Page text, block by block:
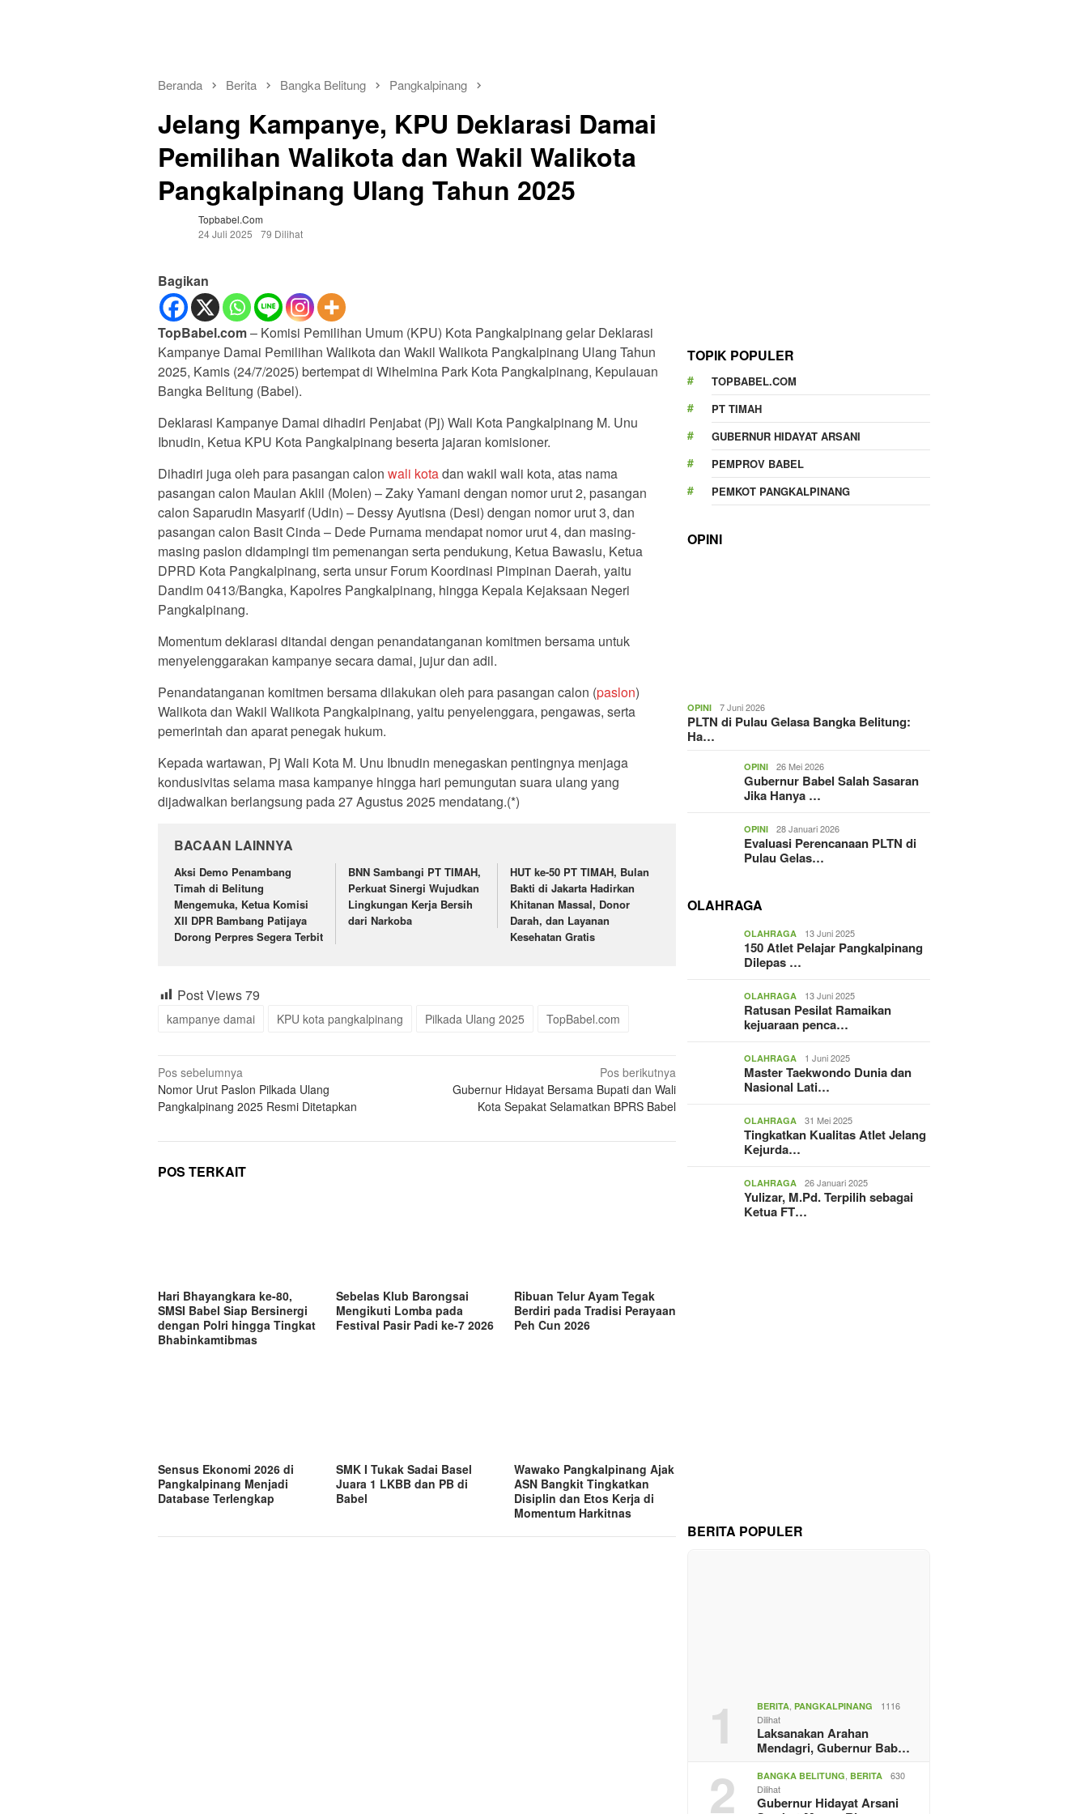
Beranda Berita Bangka Belitung Pangkalpinang
Jelang Kampanye, KPU Deklarasi Damai
Pemilihan Walikota dan Wakil Walikota
Pangkalpinang Ulang Tahun 2025
Topbabel.com
24 Juli 2025
79 Dilihat
Bagikan
TopBabel.com– Komisi Pemilihan Umum (KPU) Kota Pangkalpinang gelar Deklarasi
Kampanye Damai Pemilihan Walikota dan Wakil Walikota Pangkalpinang Ulang Tahun
2025, Kamis (24/7/2025) bertempat di Wihelmina Park Kota Pangkalpinang, Kepulauan
Bangka Belitung (Babel).
Deklarasi Kampanye Damai dihadiri Penjabat (Pj) Wali Kota Pangkalpinang M. Unu
Ibnudin, Ketua KPU Kota Pangkalpinang beserta jajaran komisioner.
Dihadiri juga oleh para pasangan calon wali kotadan wakil wali kota, atas nama
pasangan calon Maulan Aklil (Molen) – Zaky Yamani dengan nomor urut 2, pasangan
calon Saparudin Masyarif (Udin) – Dessy Ayutisna (Desi) dengan nomor urut 3, dan
pasangan calon Basit Cinda – Dede Purnama mendapat nomor urut 4, dan masing-
masing paslon didampingi tim pemenangan serta pendukung, Ketua Bawaslu, Ketua
DPRD Kota Pangkalpinang, serta unsur Forum Koordinasi Pimpinan Daerah, yaitu
Dandim 0413/Bangka, Kapolres Pangkalpinang, hingga Kepala Kejaksaan Negeri
Pangkalpinang.
Momentum deklarasi ditandai dengan penandatanganan komitmen bersama untuk
menyelenggarakan kampanye secara damai, jujur dan adil.
Penandatanganan komitmen bersama dilakukan oleh para pasangan calon (paslon)
Walikota dan Wakil Walikota Pangkalpinang, yaitu penyelenggara, pengawas, serta
pemerintah dan aparat penegak hukum.
Kepada wartawan, Pj Wali Kota M. Unu Ibnudin menegaskan pentingnya menjaga
kondusivitas selama masa kampanye hingga hari pemungutan suara ulang yang
dijadwalkan berlangsung pada 27 Agustus 2025 mendatang.(*)
BACAAN LAINNYA
Aksi Demo Penambang
Timah di Belitung
Mengemuka, Ketua Komisi
XII DPR Bambang Patijaya
Dorong Perpres Segera Terbit
BNN Sambangi PT TIMAH,
Perkuat Sinergi Wujudkan
Lingkungan Kerja Bersih
dari Narkoba
HUT ke-50 PT TIMAH, Bulan
Bakti di Jakarta Hadirkan
Khitanan Massal, Donor
Darah, dan Layanan
Kesehatan Gratis
Post Views79
kampanye damai KPU kota pangkalpinang Pilkada Ulang 2025 TopBabel.com
Navigasi
pos
Pos sebelumnya
Nomor Urut Paslon Pilkada Ulang
Pangkalpinang 2025 Resmi Ditetapkan
Pos berikutnya
Gubernur Hidayat Bersama Bupati dan Wali
Kota Sepakat Selamatkan BPRS Babel
POS TERKAIT
Hari Bhayangkara ke-80,
SMSI Babel Siap Bersinergi
dengan Polri hingga Tingkat
Bhabinkamtibmas
Sebelas Klub Barongsai
Mengikuti Lomba pada
Festival Pasir Padi ke-7 2026
Ribuan Telur Ayam Tegak
Berdiri pada Tradisi Perayaan
Peh Cun 2026
Sensus Ekonomi 2026 di
Pangkalpinang Menjadi
Database Terlengkap
SMK I Tukak Sadai Basel
Juara 1 LKBB dan PB di
Babel
Wawako Pangkalpinang Ajak
ASN Bangkit Tingkatkan
Disiplin dan Etos Kerja di
Momentum Harkitnas
TOPIK POPULER
TOPBABEL.COM
PT TIMAH
GUBERNUR HIDAYAT ARSANI
PEMPROV BABEL
PEMKOT PANGKALPINANG
OPINI
OPINI 7 Juni 2026
PLTN di Pulau Gelasa Bangka Belitung:
Ha…
OPINI 26 Mei 2026
Gubernur Babel Salah Sasaran
Jika Hanya …
OPINI 28 Januari 2026
Evaluasi Perencanaan PLTN di
Pulau Gelas…
OLAHRAGA
OLAHRAGA 13 Juni 2025
150 Atlet Pelajar Pangkalpinang
Dilepas …
OLAHRAGA 13 Juni 2025
Ratusan Pesilat Ramaikan
kejuaraan penca…
OLAHRAGA 1 Juni 2025
Master Taekwondo Dunia dan
Nasional Lati…
OLAHRAGA 31 Mei 2025
Tingkatkan Kualitas Atlet Jelang
Kejurda…
OLAHRAGA 26 Januari 2025
Yulizar, M.Pd. Terpilih sebagai
Ketua FT…
BERITA POPULER
1 BERITA ,PANGKALPINANG
1116
Dilihat
Laksanakan Arahan
Mendagri, Gubernur Bab…
2 BANGKA BELITUNG BERITA
630
Dilihat
Gubernur Hidayat Arsani